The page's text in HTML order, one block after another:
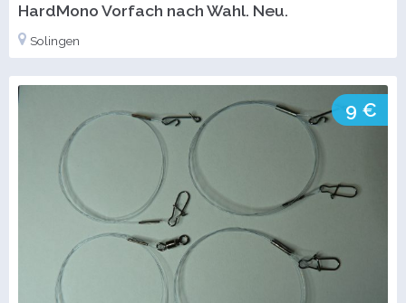
HardMono Vorfach nach Wahl. Neu.
Solingen
9 €